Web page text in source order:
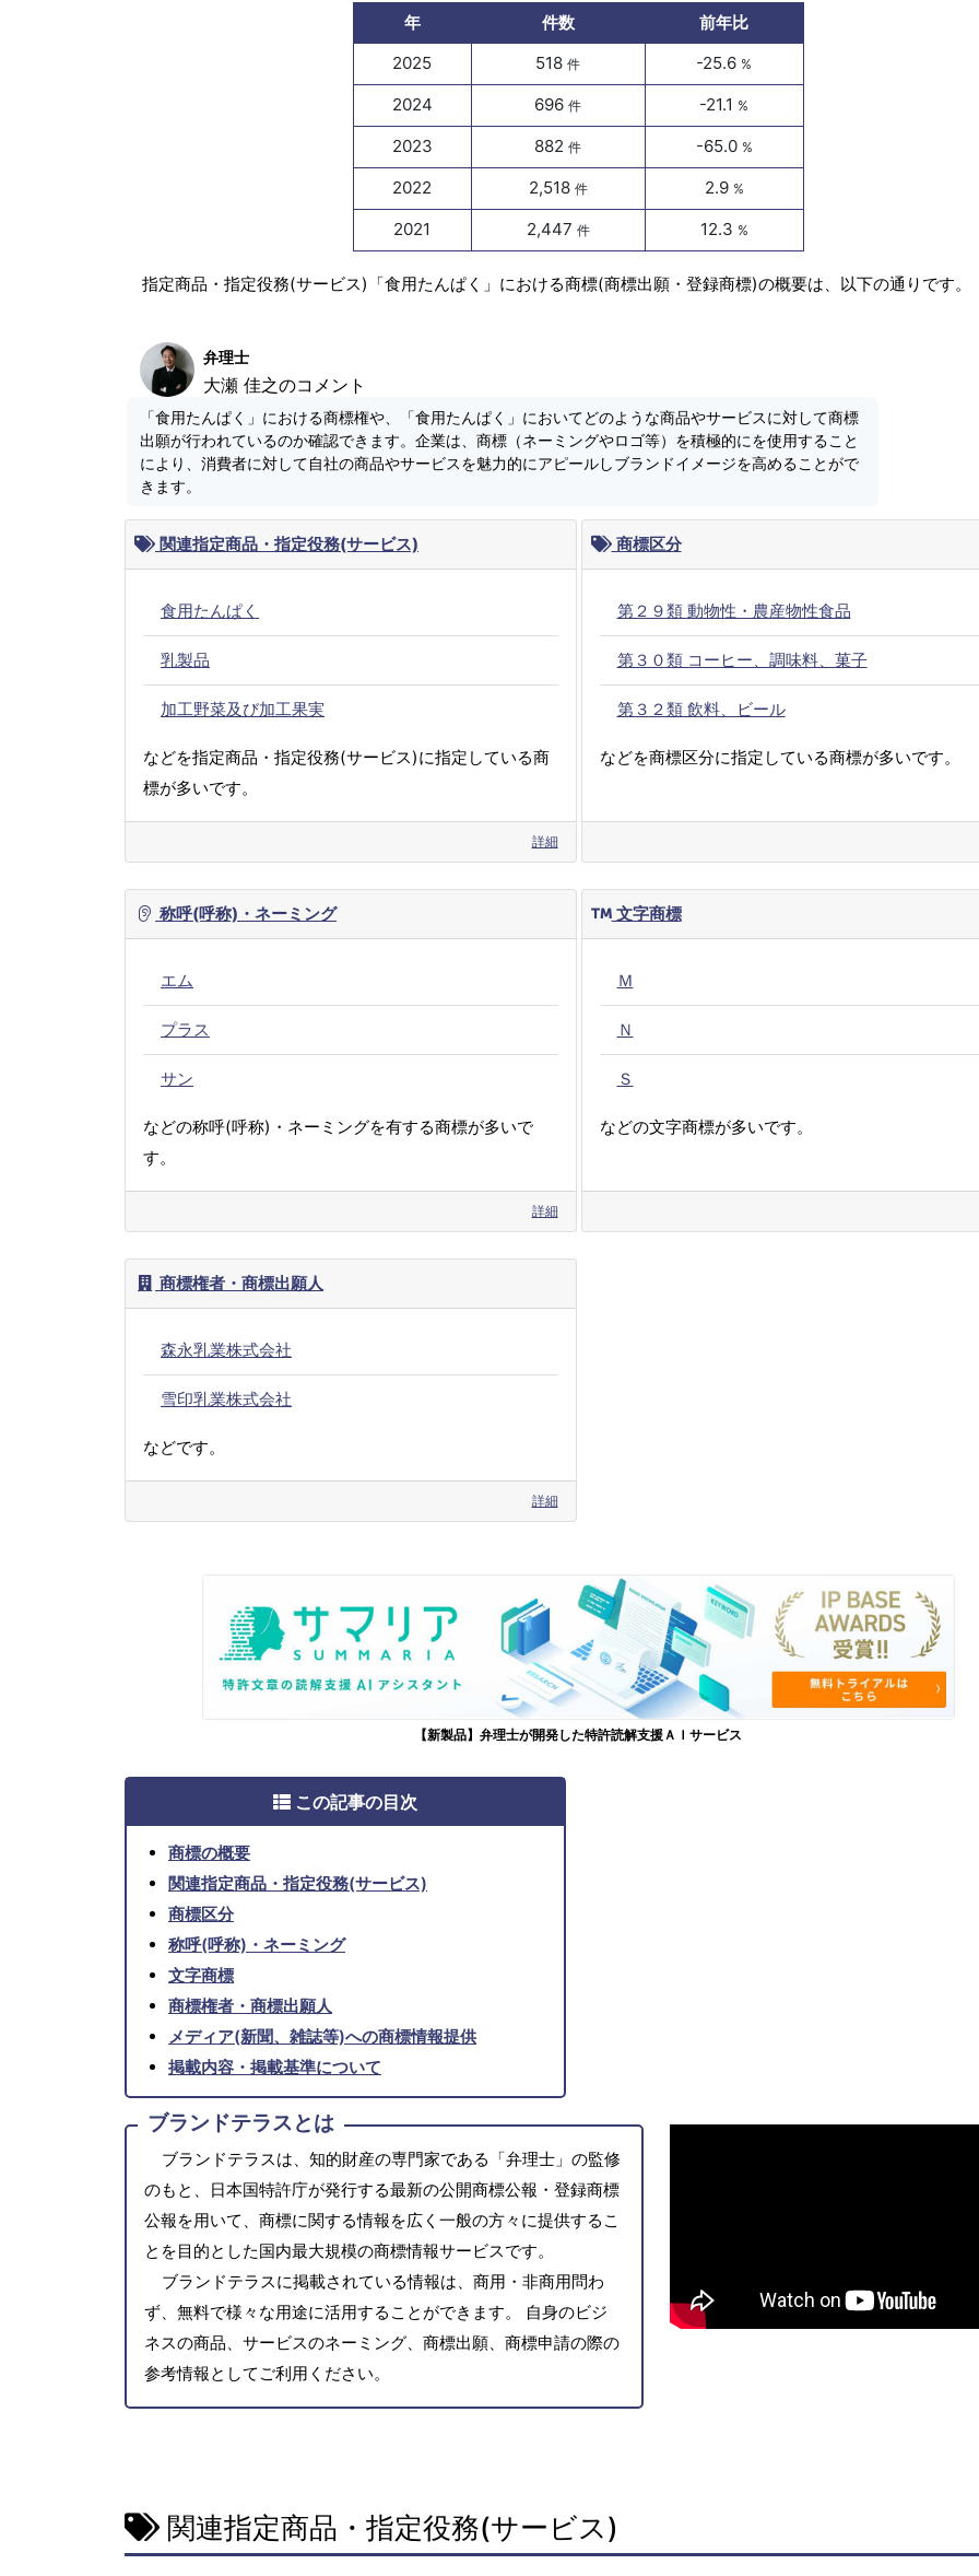
年 件数
前年比
2025
518件 -25.6 %
2024 696件 -21.1 %
2023 882件 -65.0 %
2022 2,518 件 2.9 %
2021 2,447 件 12.3 %
指定商品・指定役務(サービス)「食用たんぱく」における商標(商標出願・登録商標)の概要は、以下の通りです。
弁理士
大瀬 佳之のコメント
「食用たんぱく」における商標権や、「食用たんぱく」においてどのような商品やサービスに対して商標
出願が行われているのか確認できます。企業は、商標（ネーミングやロゴ等）を積極的にを使用すること
により、消費者に対して自社の商品やサービスを魅力的にアピールしブランドイメージを高めることがで
きます。
関連指定商品・指定役務(サービス)
食用たんぱく
乳製品
加工野菜及び加工果実
などを指定商品・指定役務(サービス)に指定している商
標が多いです。
詳細
商標区分
第２９類 動物性・農産物性食品
第３０類 コーヒー、調味料、菓子
第３２類 飲料、ビール
などを商標区分に指定している商標が多いです。
称呼(呼称)・ネーミング
エム
プラス
サン
などの称呼(呼称)・ネーミングを有する商標が多いで
す。
詳細
文字商標
Ｍ
Ｎ
Ｓ
などの文字商標が多いです。
商標権者・商標出願人
森永乳業株式会社
雪印乳業株式会社
などです。
詳細
【新製品】弁理士が開発した特許読解支援ＡＩサービス
この記事の目次
商標の概要
関連指定商品・指定役務(サービス)
商標区分
称呼(呼称)・ネーミング
文字商標
商標権者・商標出願人
メディア(新聞、雑誌等)への商標情報提供
掲載内容・掲載基準について
ブランドテラスとは
ブランドテラスは、知的財産の専門家である「弁理士」の監修
のもと、日本国特許庁が発行する最新の公開商標公報・登録商標
公報を用いて、商標に関する情報を広く一般の方々に提供するこ
とを目的とした国内最大規模の商標情報サービスです。
ブランドテラスに掲載されている情報は、商用・非商用問わ
ず、無料で様々な用途に活用することができます。 自身のビジ
ネスの商品、サービスのネーミング、商標出願、商標申請の際の
参考情報としてご利用ください。
関連指定商品・指定役務(サービス)